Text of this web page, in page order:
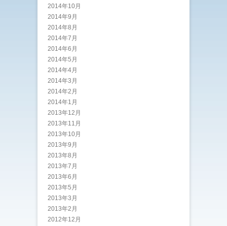
2014年10月
2014年9月
2014年8月
2014年7月
2014年6月
2014年5月
2014年4月
2014年3月
2014年2月
2014年1月
2013年12月
2013年11月
2013年10月
2013年9月
2013年8月
2013年7月
2013年6月
2013年5月
2013年3月
2013年2月
2012年12月